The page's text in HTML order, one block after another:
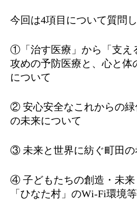
今回は4項目について質問し
①「治す医療」から「支え
攻めの予防医療と、心と体
について
② 安心安全なこれからの緑
の未来について
③ 未来と世界に紡ぐ町田の
④ 子どもたちの創造・未来
「ひなた村」のWi-Fi環境